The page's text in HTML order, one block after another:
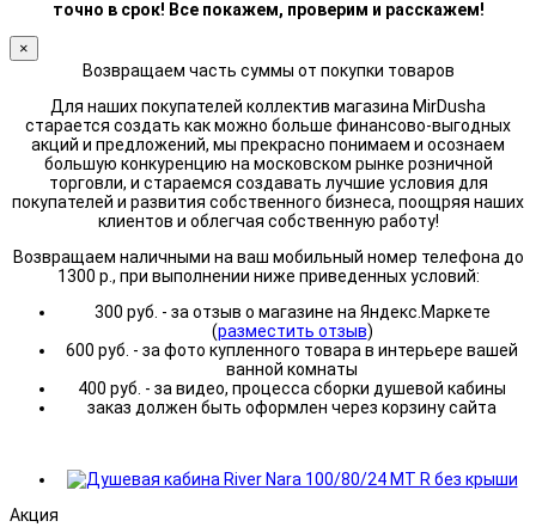
точно в срок! Все покажем, проверим и расскажем!
×
Возвращаем часть суммы от покупки товаров
Для наших покупателей коллектив магазина MirDusha
старается создать как можно больше финансово-выгодных
акций и предложений, мы прекрасно понимаем и осознаем
большую конкуренцию на московском рынке розничной
торговли, и стараемся создавать лучшие условия для
покупателей и развития собственного бизнеса, поощряя наших
клиентов и облегчая собственную работу!
Возвращаем наличными на ваш мобильный номер телефона до
1300 р., при выполнении ниже приведенных условий:
300 руб. - за отзыв о магазине на Яндекс.Маркете
(разместить отзыв)
600 руб. - за фото купленного товара в интерьере вашей
ванной комнаты
400 руб. - за видео, процесса сборки душевой кабины
заказ должен быть оформлен через корзину сайта
Акция